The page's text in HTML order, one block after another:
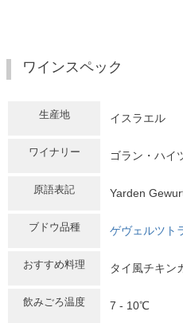
ワインスペック
生産地 イスラエル
ワイナリー ゴラン・ハイ
原語表記 Yarden
ブドウ品種 ゲヴェルツト
おすすめ料理 タイ風チキン
飲みごろ温度 7 - 10℃